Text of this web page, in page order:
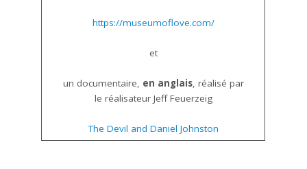
https://museumoflove.com/
et
un documentaire, en anglais, réalisé par
le réalisateur Jeff Feuerzeig
The Devil and Daniel Johnston